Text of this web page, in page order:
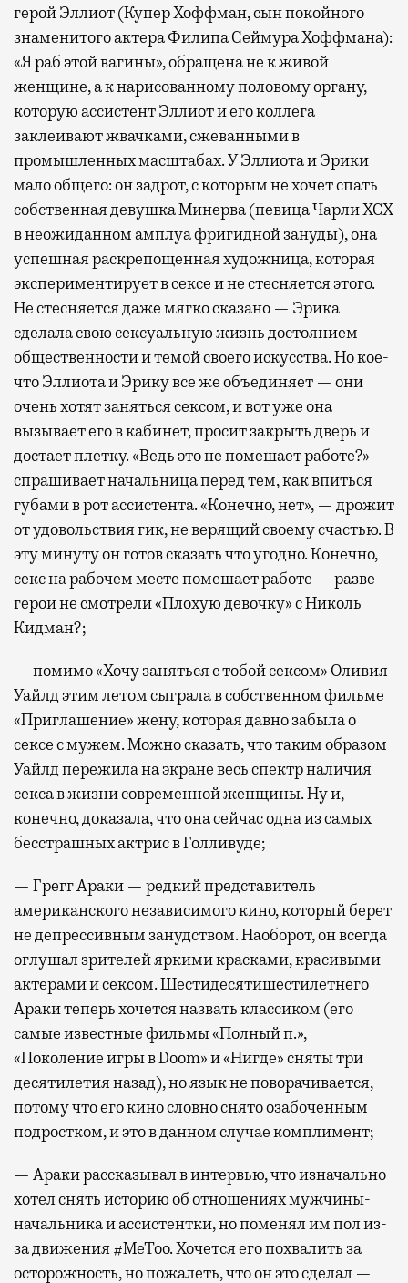
герой Эллиот (Купер Хоффман, сын покойного
знаменитого актера Филипа Сеймура Хоффмана):
«Я раб этой вагины», обращена не к живой
женщине, а к нарисованному половому органу,
которую ассистент Эллиот и его коллега
заклеивают жвачками, сжеванными в
промышленных масштабах. У Эллиота и Эрики
мало общего: он задрот, с которым не хочет спать
собственная девушка Минерва (певица Чарли XCX
в неожиданном амплуа фригидной зануды), она
успешная раскрепощенная художница, которая
экспериментирует в сексе и не стесняется этого.
Не стесняется даже мягко сказано — Эрика
сделала свою сексуальную жизнь достоянием
общественности и темой своего искусства. Но кое-
что Эллиота и Эрику все же объединяет — они
очень хотят заняться сексом, и вот уже она
вызывает его в кабинет, просит закрыть дверь и
достает плетку. «Ведь это не помешает работе?» —
спрашивает начальница перед тем, как впиться
губами в рот ассистента. «Конечно, нет», — дрожит
от удовольствия гик, не верящий своему счастью. В
эту минуту он готов сказать что угодно. Конечно,
секс на рабочем месте помешает работе — разве
герои не смотрели «Плохую девочку» с Николь
Кидман?;
— помимо «Хочу заняться с тобой сексом» Оливия
Уайлд этим летом сыграла в собственном фильме
«Приглашение» жену, которая давно забыла о
сексе с мужем. Можно сказать, что таким образом
Уайлд пережила на экране весь спектр наличия
секса в жизни современной женщины. Ну и,
конечно, доказала, что она сейчас одна из самых
бесстрашных актрис в Голливуде;
— Грегг Араки — редкий представитель
американского независимого кино, который берет
не депрессивным занудством. Наоборот, он всегда
оглушал зрителей яркими красками, красивыми
актерами и сексом. Шестидесятишестилетнего
Араки теперь хочется назвать классиком (его
самые известные фильмы «Полный п.»,
«Поколение игры в Doom» и «Нигде» сняты три
десятилетия назад), но язык не поворачивается,
потому что его кино словно снято озабоченным
подростком, и это в данном случае комплимент;
— Араки рассказывал в интервью, что изначально
хотел снять историю об отношениях мужчины-
начальника и ассистентки, но поменял им пол из-
за движения #MeToo. Хочется его похвалить за
осторожность, но пожалеть, что он это сделал —